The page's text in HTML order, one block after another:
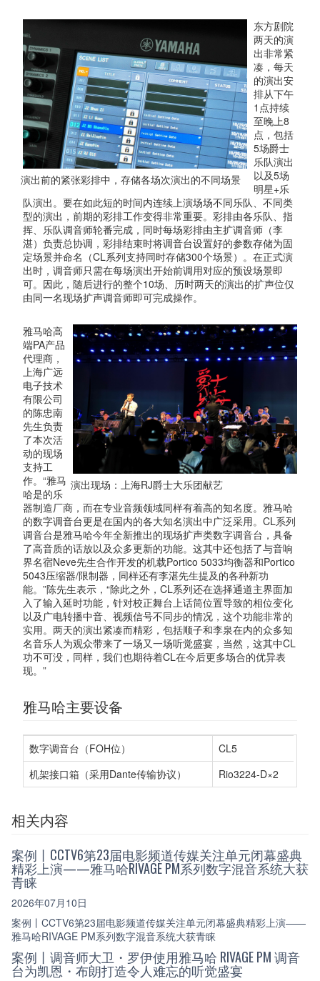
演出前的紧张彩排中，存储各场次演出的不同场景
东方剧院
两天的演
出非常紧
凑，每天
的演出安
排从下午
1点持续
至晚上8
点，包括
5场爵士
乐队演出
以及5场
明星+乐
队演出。要在如此短的时间内连续上演场场不同乐队、不同类
型的演出，前期的彩排工作变得非常重要。彩排由各乐队、指
挥、乐队调音师轮番完成，同时每场彩排由主扩调音师（李
湛）负责总协调，彩排结束时将调音台设置好的参数存储为固
定场景并命名（CL系列支持同时存储300个场景）。在正式演
出时，调音师只需在每场演出开始前调用对应的预设场景即
可。因此，随后进行的整个10场、历时两天的演出的扩声位仅
由同一名现场扩声调音师即可完成操作。
演出现场：上海RJ爵士大乐团献艺
雅马哈高
端PA产品
代理商，
上海广远
电子技术
有限公司
的陈忠南
先生负责
了本次活
动的现场
支持工
作。“雅马
哈是的乐
器制造厂商，而在专业音频领域同样有着高的知名度。雅马哈
的数字调音台更是在国内的各大知名演出中广泛采用。CL系列
调音台是雅马哈今年全新推出的现场扩声类数字调音台，具备
了高音质的话放以及众多更新的功能。这其中还包括了与音响
界名宿Neve先生合作开发的机载Portico 5033均衡器和Portico
5043压缩器/限制器，同样还有李湛先生提及的各种新功
能。”陈先生表示，“除此之外，CL系列还在选择通道主界面加
入了输入延时功能，针对校正舞台上话筒位置导致的相位变化
以及广电转播中音、视频信号不同步的情况，这个功能非常的
实用。两天的演出紧凑而精彩，包括顺子和李泉在内的众多知
名音乐人为观众带来了一场又一场听觉盛宴，当然，这其中CL
功不可没，同样，我们也期待着CL在今后更多场合的优异表
现。”
雅马哈主要设备
数字调音台（FOH位）
CL5
机架接口箱（采用Dante传输协议）
Rio3224-D×2
相关内容
案例丨CCTV6第23届电影频道传媒关注单元闭幕盛典
精彩上演——雅马哈RIVAGE PM系列数字混音系统大获
青睐
2026年07月10日
案例丨CCTV6第23届电影频道传媒关注单元闭幕盛典精彩上演——
雅马哈RIVAGE PM系列数字混音系统大获青睐
案例丨调音师大卫・罗伊使用雅马哈 RIVAGE PM 调音
台为凯恩・布朗打造令人难忘的听觉盛宴